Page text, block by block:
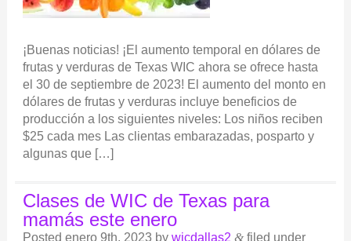
¡Buenas noticias! ¡El aumento temporal en dólares de
frutas y verduras de Texas WIC ahora se ofrece hasta
el 30 de septiembre de 2023! El aumento del monto en
dólares de frutas y verduras incluye beneficios de
producción a los siguientes niveles: Los niños reciben
$25 cada mes Las clientas embarazadas, posparto y
algunas que […]
Clases de WIC de Texas para
mamás este enero
Posted enero 9th, 2023 by wicdallas2 &filed under